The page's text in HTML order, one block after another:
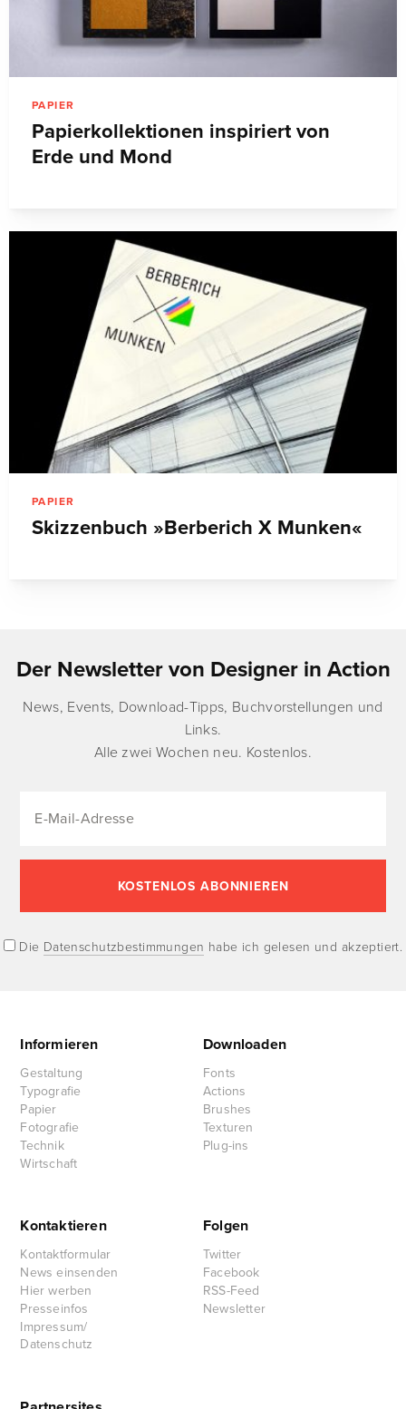
PAPIER
Papierkollektionen inspiriert von
Erde und Mond
PAPIER
Skizzenbuch »Berberich X Munken«
Der Newsletter von Designer in Action
News, Events, Download-Tipps, Buchvorstellungen und
Links.
Alle zwei Wochen neu. Kostenlos.
Die Datenschutzbestimmungen habe ich gelesen und akzeptiert.
Informieren
Gestaltung
Typografie
Papier
Fotografie
Technik
Wirtschaft
Downloaden
Fonts
Actions
Brushes
Texturen
Plug-ins
Kontaktieren
Kontaktformular
News einsenden
Hier werben
Presseinfos
Impressum/
Datenschutz
Folgen
Twitter
Facebook
RSS-Feed
Newsletter